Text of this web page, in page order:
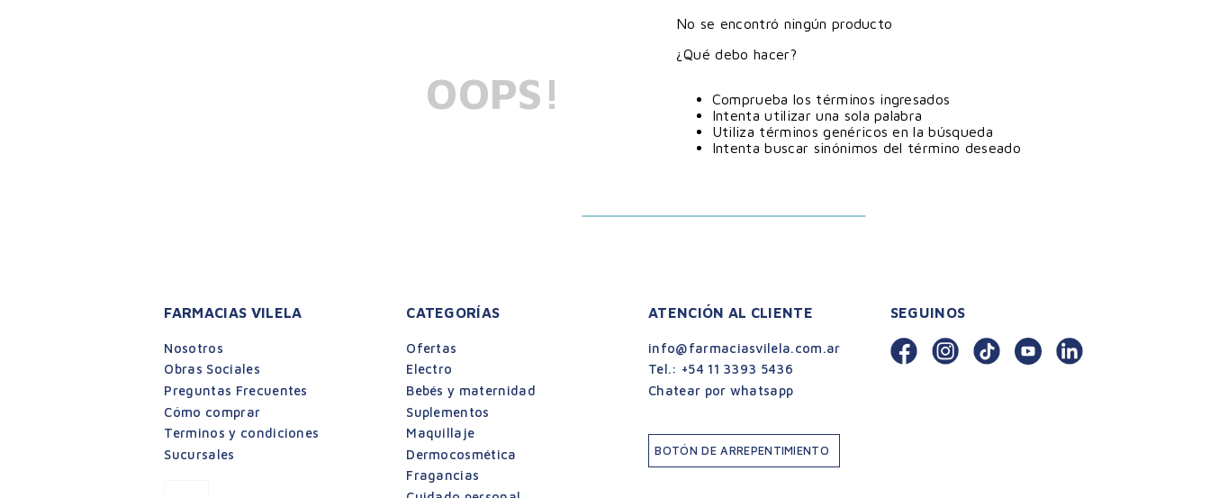
OOPS!
No se encontró ningún producto
¿Qué debo hacer?
Comprueba los términos ingresados
Intenta utilizar una sola palabra
Utiliza términos genéricos en la búsqueda
Intenta buscar sinónimos del término deseado
FARMACIAS VILELA
Nosotros
Obras Sociales
Preguntas Frecuentes
Cómo comprar
Terminos y condiciones
Sucursales
CATEGORÍAS
Ofertas
Electro
Bebés y maternidad
Suplementos
Maquillaje
Dermocosmética
Fragancias
ATENCIÓN AL CLIENTE
info@farmaciasvilela.com.ar
Tel.: +54 11 3393 5436
Chatear por whatsapp
BOTÓN DE ARREPENTIMIENTO
SEGUINOS